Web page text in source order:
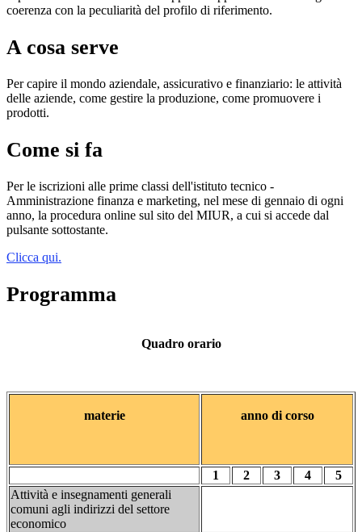
coerenza con la peculiarità del profilo di riferimento.
A cosa serve
Per capire il mondo aziendale, assicurativo e finanziario: le attività
delle aziende, come gestire la produzione, come promuovere i
prodotti.
Come si fa
Per le iscrizioni alle prime classi dell'istituto tecnico -
Amministrazione finanza e marketing, nel mese di gennaio di ogni
anno, la procedura online sul sito del MIUR, a cui si accede dal
pulsante sottostante.
Clicca qui.
Programma
Quadro orario
materie anno di corso
1 2 3 4
5
Attività e insegnamenti generali
comuni agli indirizzi del settore
economico